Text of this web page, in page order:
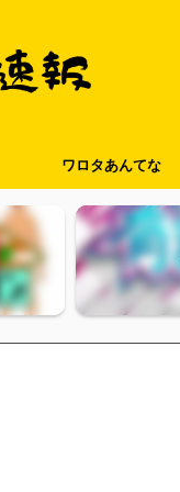
ワロタあんてな